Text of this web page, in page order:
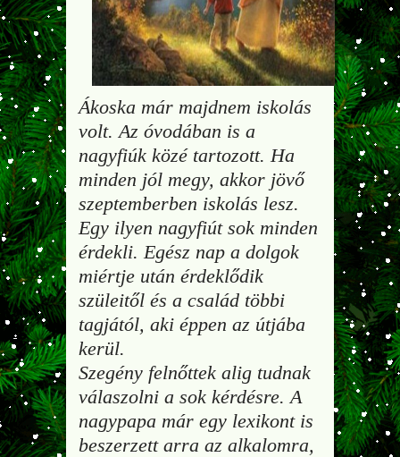
Ákoska már majdnem iskolás
volt. Az óvodában is a
nagyfiúk közé tartozott. Ha
minden jól megy, akkor jövő
szeptemberben iskolás lesz.
Egy ilyen nagyfiút sok minden
érdekli. Egész nap a dolgok
miértje után érdeklődik
szüleitől és a család többi
tagjától, aki éppen az útjába
kerül.
Szegény felnőttek alig tudnak
válaszolni a sok kérdésre. A
nagypapa már egy lexikont is
beszerzett arra az alkalomra,